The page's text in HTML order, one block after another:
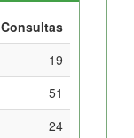
Consultas
19
51
24